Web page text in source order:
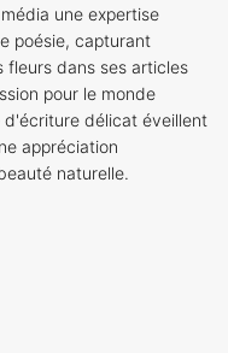
une expertise
poésie, capturant
fleurs dans ses articles
pour le monde
délicat éveillent
appréciation
naturelle.